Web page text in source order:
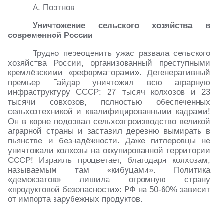
А. Портнов
Уничтожение сельского хозяйства в
современной России
Трудно переоценить ужас развала сельского
хозяйства России, организованный преступными
кремлёвскими «реформаторами». Дегенеративный
премьер Гайдар уничтожил всю аграрную
инфраструктуру СССР: 27 тысяч колхозов и 23
тысячи совхозов, полностью обеспеченных
сельхозтехникой и квалифицированными кадрами!
Он в корне подорвал сельхозпроизводство великой
аграрной страны и заставил деревню вымирать в
пьянстве и безнадёжности. Даже гитлеровцы не
уничтожали колхозы на оккупированной территории
СССР! Израиль процветает, благодаря колхозам,
называемым там «кибуцами». Политика
«демократов» лишила огромную страну
«продуктовой безопасности»: РФ на 50-60% зависит
от импорта зарубежных продуктов.